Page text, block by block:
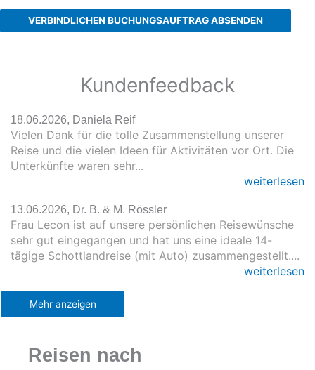
VERBINDLICHEN BUCHUNGSAUFTRAG ABSENDEN
Kundenfeedback
18.06.2026, Daniela Reif
Vielen Dank für die tolle Zusammenstellung unserer
Reise und die vielen Ideen für Aktivitäten vor Ort. Die
Unterkünfte waren sehr...
weiterlesen
13.06.2026, Dr. B. & M. Rössler
Frau Lecon ist auf unsere persönlichen Reisewünsche
sehr gut eingegangen und hat uns eine ideale 14-
tägige Schottlandreise (mit Auto) zusammengestellt....
weiterlesen
Mehr anzeigen
Reisen nach